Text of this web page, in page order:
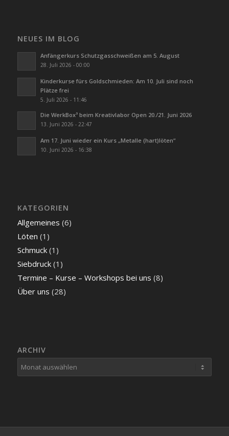
NEUES IM BLOG
Anfängerkurs Schutzgasschweißen am 5. August
28. Juli 2026 - 00:00
Kinderkurse fürs Goldschmieden: Am 10. Juli sind noch
Plätze frei
5. Juli 2026 - 11:46
Die WerkBox³ beim Kreativlabor Open 20./21. Juni 2026
13. Juni 2026 - 22:47
Am 17. Juni wieder ein Kurs „Metalle (hart)löten“
10. Juni 2026 - 16:38
KATEGORIEN
Allgemeines (6)
Löten (1)
Schmuck(1)
Siebdruck(1)
Termine – Kurse – Workshops bei uns (8)
Über uns (28)
ARCHIV